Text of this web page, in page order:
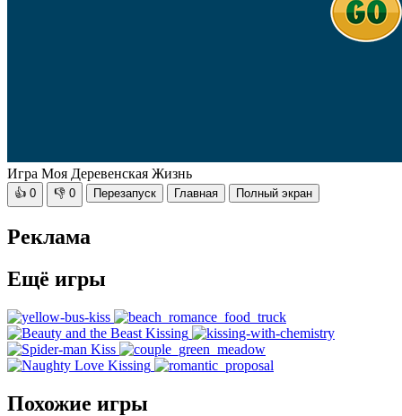
Игра Моя Деревенская Жизнь
👍 0 👎 0 Перезапуск Главная Полный экран
Реклама
Ещё игры
Похожие игры